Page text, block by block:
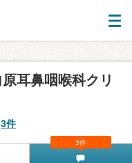
耳鼻咽喉科クリ
3件
3件